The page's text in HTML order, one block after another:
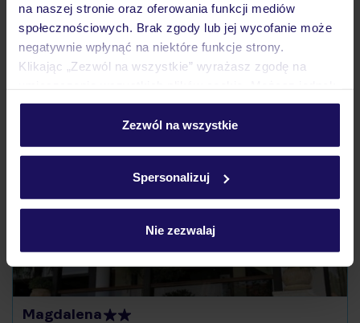
na naszej stronie oraz oferowania funkcji mediów
społecznościowych. Brak zgody lub jej wycofanie może
negatywnie wpłynąć na niektóre funkcje strony.
Klikając „Zezwól na wszystkie” wyrażasz zgodę na
personalizować swój wybór wchodząc w zakładkę
Szczegółowe informacje o plikach cookie znajdziesz
Zezwól na wszystkie
Spersonalizuj
Nie zezwalaj
Czy w Hotelu będzie przedstawiciel TUI?
Na jakiej podstawie i gdzie otrzymam karty
pokładowe/bilety lotnicze?
Zobacz więcej
Odkryj inne hotele w pobliżu
Magdalena